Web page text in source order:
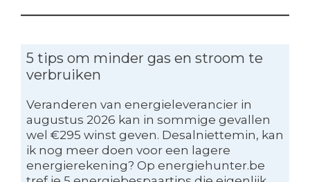
5 tips om minder gas en stroom te
verbruiken
Veranderen van energieleverancier in
augustus 2026 kan in sommige gevallen
wel €295 winst geven. Desalniettemin, kan
ik nog meer doen voor een lagere
energierekening? Op energiehunter.be